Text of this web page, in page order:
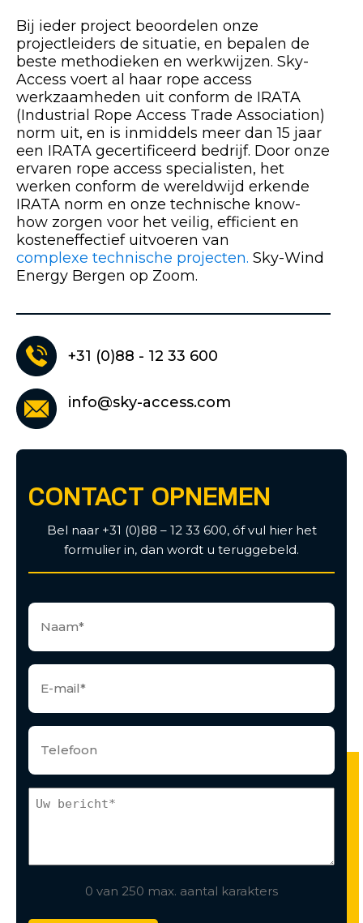
Bij ieder project beoordelen onze
projectleiders de situatie, en bepalen de
beste methodieken en werkwijzen. Sky-
Access voert al haar rope access
werkzaamheden uit conform de IRATA
(Industrial Rope Access Trade Association)
norm uit, en is inmiddels meer dan 15 jaar
een IRATA gecertificeerd bedrijf. Door onze
ervaren rope access specialisten, het
werken conform de wereldwijd erkende
IRATA norm en onze technische know-
how zorgen voor het veilig, efficient en
kosteneffectief uitvoeren van
complexe technische projecten. Sky-Wind
Energy Bergen op Zoom.
+31 (0)88 - 12 33 600
info@sky-access.com
CONTACT OPNEMEN
Bel naar +31 (0)88 – 12 33 600, óf vul hier het
formulier in, dan wordt u teruggebeld.
0 van 250 max. aantal karakters